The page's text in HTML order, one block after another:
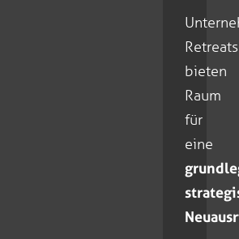
Retreats
bieten
Raum
für
eine